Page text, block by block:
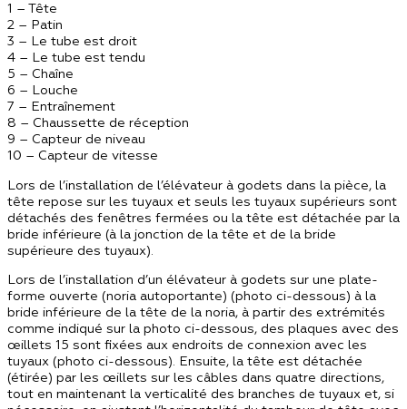
1 – Tête
2 – Patin
3 – Le tube est droit
4 – Le tube est tendu
5 – Chaîne
6 – Louche
7 – Entraînement
8 – Chaussette de réception
9 – Capteur de niveau
10 – Capteur de vitesse
Lors de l’installation de l’élévateur à godets dans la pièce, la
tête repose sur les tuyaux et seuls les tuyaux supérieurs sont
détachés des fenêtres fermées ou la tête est détachée par la
bride inférieure (à la jonction de la tête et de la bride
supérieure des tuyaux).
Lors de l’installation d’un élévateur à godets sur une plate-
forme ouverte (noria autoportante) (photo ci-dessous) à la
bride inférieure de la tête de la noria, à partir des extrémités
comme indiqué sur la photo ci-dessous, des plaques avec des
œillets 15 sont fixées aux endroits de connexion avec les
tuyaux (photo ci-dessous). Ensuite, la tête est détachée
(étirée) par les œillets sur les câbles dans quatre directions,
tout en maintenant la verticalité des branches de tuyaux et, si